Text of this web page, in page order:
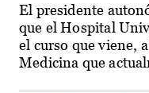
El presidente
que el Hospital
el curso que viene,
Medicina que